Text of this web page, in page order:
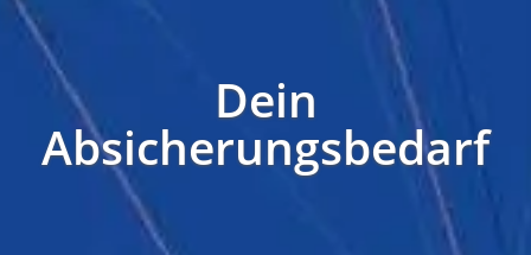
Dein
Absicherungsbedarf